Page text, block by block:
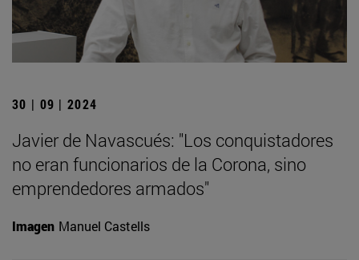
30 | 09 | 2024
Javier de Navascués: "Los conquistadores
no eran funcionarios de la Corona, sino
emprendedores armados"
Imagen Manuel Castells